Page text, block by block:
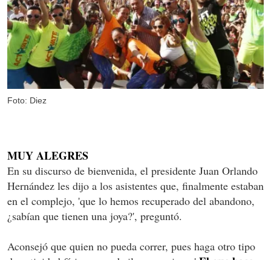
Foto: Diez
MUY ALEGRES
En su discurso de bienvenida, el presidente Juan Orlando
Hernández les dijo a los asistentes que, finalmente estaban
en el complejo, 'que lo hemos recuperado del abandono,
¿sabían que tienen una joya?', preguntó.
Aconsejó que quien no pueda correr, pues haga otro tipo